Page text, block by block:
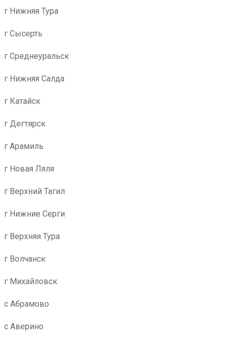
г Нижняя Тура
г Сысерть
г Среднеуральск
г Нижняя Салда
г Катайск
г Дегтярск
г Арамиль
г Новая Ляля
г Верхний Тагил
г Нижние Серги
г Верхняя Тура
г Волчанск
г Михайловск
с Абрамово
с Аверино